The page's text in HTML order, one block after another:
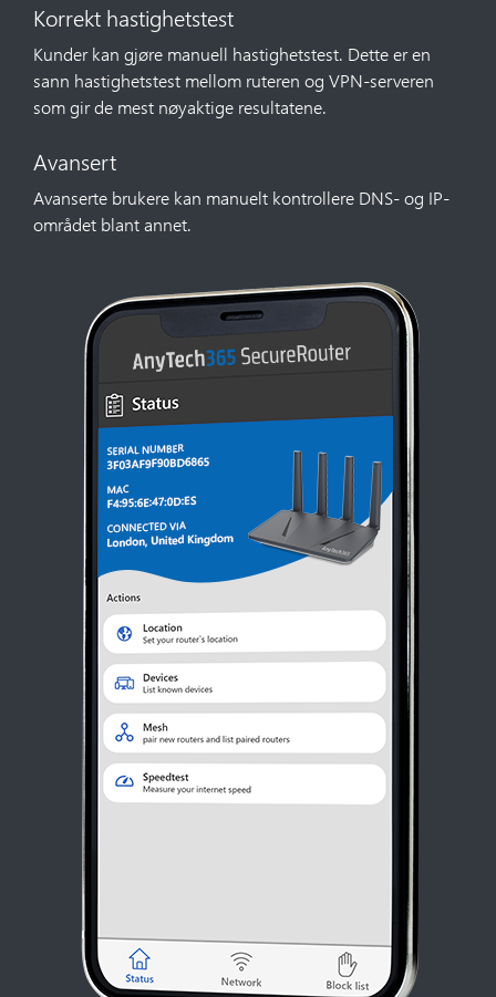
Korrekt hastighetstest
Kunder kan gjøre manuell hastighetstest. Dette er en
sann hastighetstest mellom ruteren og VPN-serveren
som gir de mest nøyaktige resultatene.
Avansert
Avanserte brukere kan manuelt kontrollere DNS- og IP-
området blant annet.